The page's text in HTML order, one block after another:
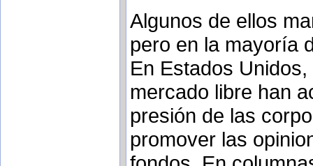
Algunos de ellos
pero en la mayoría
En Estados
mercado libre han
presión de las
promover las